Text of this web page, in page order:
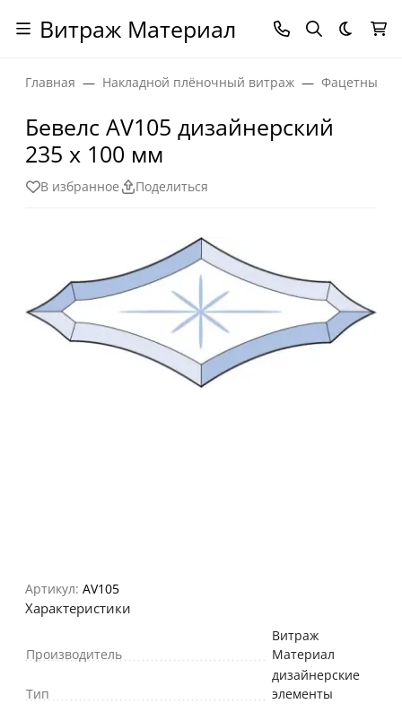
Витраж Материал Темная
Главная Накладной плёночный витраж Фацетные
Бевелс AV105 дизайнерский
235 х 100 мм
В избранное Поделиться
Артикул: AV105
Характеристики
Производитель
Витраж
Материал
Тип
дизайнерские
элементы